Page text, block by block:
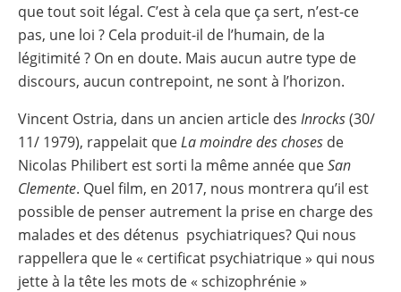
que tout soit légal. C’est à cela que ça sert, n’est-ce
pas, une loi ? Cela produit-il de l’humain, de la
légitimité ? On en doute. Mais aucun autre type de
discours, aucun contrepoint, ne sont à l’horizon.
Vincent Ostria, dans un ancien article des Inrocks(30/
11/ 1979), rappelait queLa moindre des choses de
Nicolas Philibert est sorti la même année queSan
Clemente. Quel film, en 2017, nous montrera qu’il est
possible de penser autrement la prise en charge des
malades et des détenus psychiatriques? Qui nous
rappellera que le « certificat psychiatrique » qui nous
jette à la tête les mots de « schizophrénie »